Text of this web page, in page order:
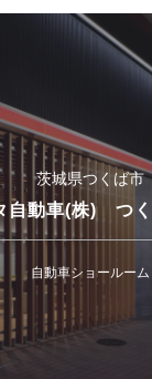
茨城県つくば市
自動車(株) つ
自動車ショールーム